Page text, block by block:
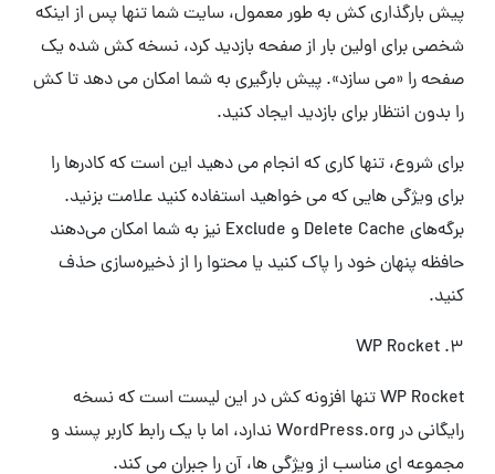
پیش بارگذاری کش به طور معمول، سایت شما تنها پس از اینکه
شخصی برای اولین بار از صفحه بازدید کرد، نسخه کش شده یک
صفحه را «می سازد». پیش بارگیری به شما امکان می دهد تا کش
را بدون انتظار برای بازدید ایجاد کنید.
برای شروع، تنها کاری که انجام می دهید این است که کادرها را
برای ویژگی هایی که می خواهید استفاده کنید علامت بزنید.
برگه‌های Delete Cache و Exclude نیز به شما امکان می‌دهند
حافظه پنهان خود را پاک کنید یا محتوا را از ذخیره‌سازی حذف
کنید.
3. WP Rocket
WP Rocket تنها افزونه کش در این لیست است که نسخه
رایگانی در WordPress.org ندارد، اما با یک رابط کاربر پسند و
مجموعه ای مناسب از ویژگی ها، آن را جبران می کند.